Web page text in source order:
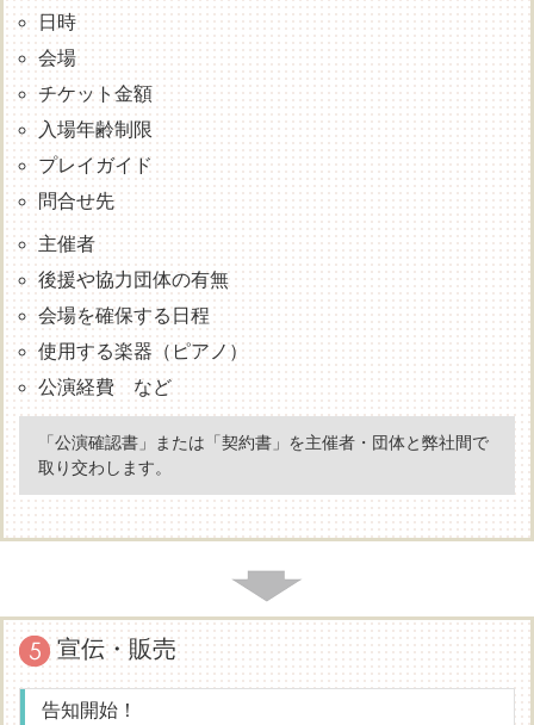
日時
会場
チケット金額
入場年齢制限
プレイガイド
問合せ先
主催者
後援や協力団体の有無
会場を確保する日程
使用する楽器（ピアノ）
公演経費 など
「公演確認書」または「契約書」を主催者・団体と弊社間で
取り交わします。
宣伝・販売
告知開始！